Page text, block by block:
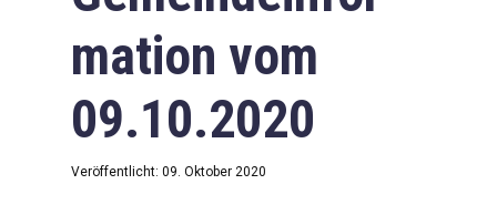
mation vom
09.10.2020
Veröffentlicht: 09. Oktober 2020